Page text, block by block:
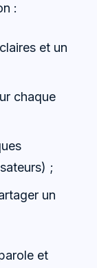
:
et un
chaque
;
un
et